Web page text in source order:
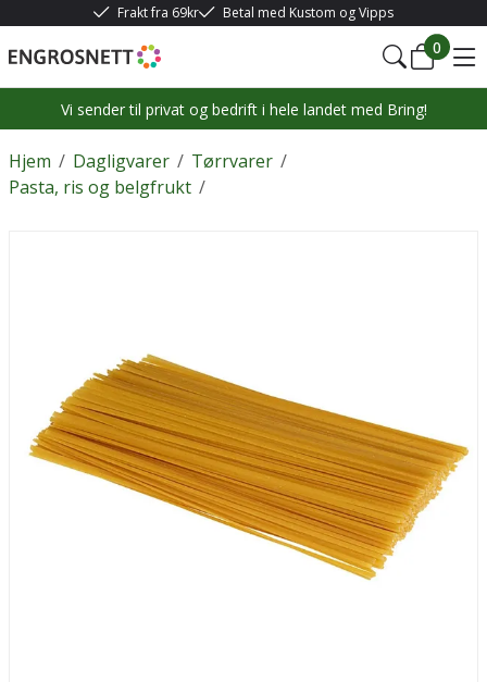
Frakt fra 69kr Betal med Kustom og Vipps
0
Vi sender til privat og bedrift i hele landet med Bring!
/
Hjem /
Dagligvarer /
Tørrvarer
/
Pasta, ris og belgfrukt